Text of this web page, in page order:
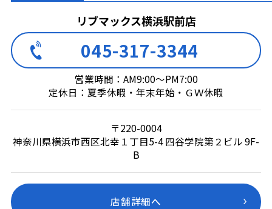
リブマックス横浜駅前店
045-317-3344
営業時間：AM9:00～PM7:00
定休日：夏季休暇・年末年始・ＧＷ休暇
〒220-0004
神奈川県横浜市西区北幸１丁目5-4 四谷学院第２ビル 9F-
B
店舗詳細へ